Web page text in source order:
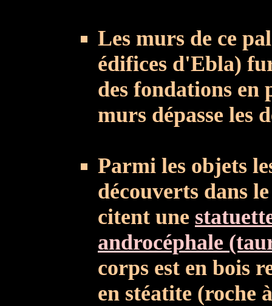
Les murs de ce
édifices d'Ebla)
des fondations en
murs dépasse les
Parmi les objets
découverts dans
citent une
androcéphale
corps est en bois
en stéatite (roche